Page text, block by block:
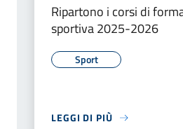
Ripartono i corsi di
sportiva 2025-2026
Sport
LEGGI DI PIÙ